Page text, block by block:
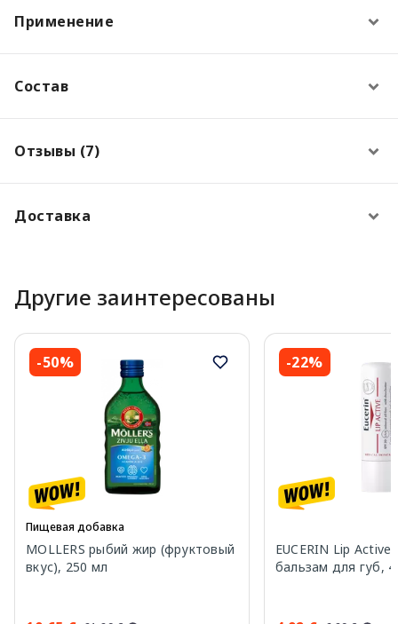
Применение
Состав
Отзывы (7)
Доставка
Другие заинтересованы
-50%
Пищевая добавка
MOLLERS рыбий жир (фруктовый
вкус), 250 мл
-22%
EUCERIN Lip Active
бальзам для губ,